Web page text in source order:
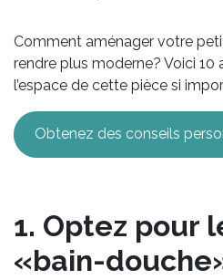
Comment aménager votre
rendre plus moderne? Voici
l’espace de cette pièce si
Obtenez des conseils
1. Optez pour
«bain-